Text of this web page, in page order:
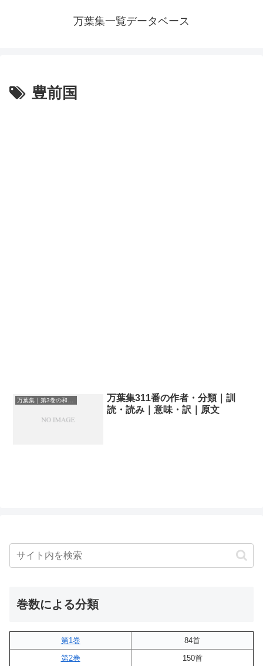
万葉集一覧データベース
豊前国
万葉集311番の作者・分類｜訓
読・読み｜意味・訳｜原文
巻数による分類
第1巻
84首
第2巻
150首